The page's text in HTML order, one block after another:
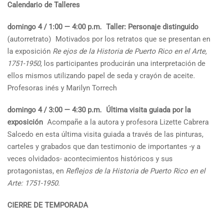
Calendario de Talleres
domingo 4 / 1:00 — 4:00 p.m. Taller: Personaje distinguido
(autorretrato) Motivados por los retratos que se presentan en
la exposición Re ejos de la Historia de Puerto Rico en el Arte,
1751-1950, los participantes producirán una interpretación de
ellos mismos utilizando papel de seda y crayón de aceite.
Profesoras inés y Marilyn Torrech
domingo 4 / 3:00 — 4:30 p.m. Última visita guiada por la
exposición Acompañe a la autora y profesora Lizette Cabrera
Salcedo en esta última visita guiada a través de las pinturas,
carteles y grabados que dan testimonio de importantes -y a
veces olvidados- acontecimientos históricos y sus
protagonistas, en Reflejos de la Historia de Puerto Rico en el
Arte: 1751-1950.
CIERRE DE TEMPORADA